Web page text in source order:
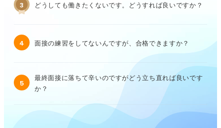
3 どうしても働きたくないです。どうすれば良いですか？
4 面接の練習をしてないんですが、合格できますか？
5
最終面接に落ちて辛いのですがどう立ち直れば良いです
か？